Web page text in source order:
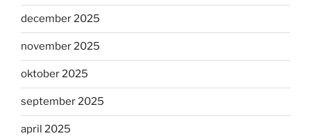
december 2025
november 2025
oktober 2025
september 2025
april 2025